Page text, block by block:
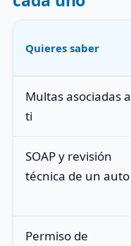
Quieres saber
Multas asociadas a
ti
SOAP y revisión
técnica de un auto
Permiso de